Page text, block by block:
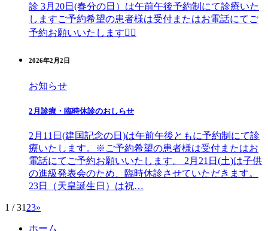
診 3月20日(春分の日）は午前午後予約制にて診療いた
しますご予約希望の患者様は受付またはお電話にてご
予約お願いいたします🙇‍♂️
2026年2月2日
お知らせ
2月診療・臨時休診のおしらせ
2月11日(建国記念の日)は午前午後ともに予約制にて診
療いたします。※ご予約希望の患者様は受付またはお
電話にてご予約お願いいたします。 2月21日(土)は子供
の進級発表会のため、臨時休診させていただきます。
23日（天皇誕生日）は祝…
1 / 31 23»
ホーム